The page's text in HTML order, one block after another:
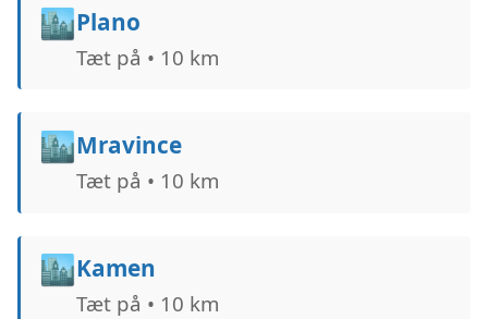
🏙️Plano
Tæt på • 10 km
🏙️Mravince
Tæt på • 10 km
🏙️Kamen
Tæt på • 10 km